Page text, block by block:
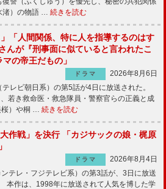
渚）の物語 … 続きを読む
「人間関係、特に人を指導するのはす
んが『刑事面に似ていると言われたこ
の帝王だもの」
ドラマ
2026年8月6日
レビ朝日系）の第5話が4日に放送された。
若き救命医・救急隊員・警察官らの正義と成
桜）や桐 … 続きを読む
作戦」を決行 「カジサックの娘・梶原
ドラマ
2026年8月4日
テレ・フジテレビ系）の第3話が、3日に放送
作は、1998年に放送されて人気を博した学